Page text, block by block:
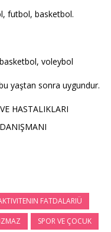
futbol, basketbol.
voleybol
yaştan sonra uygundur.
HASTALIKLARI
FATDALARIÜ
SPOR VE ÇOCUK